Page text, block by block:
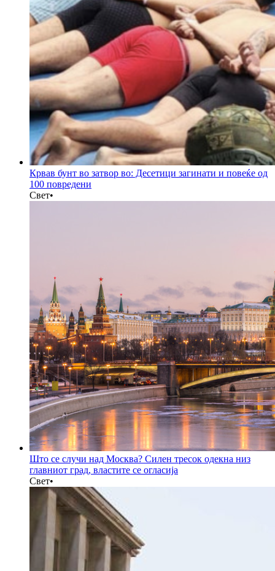
Крвав бунт во затвор во: Десетици загинати и повеќе од
100 повредени
Свет•
Што се случи над Москва? Силен тресок одекна низ
главниот град, властите се огласија
Свет•